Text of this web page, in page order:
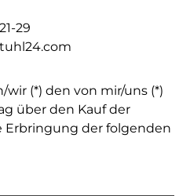
29
(*) den von mir/uns (*)
über den Kauf der
Erbringung der folgenden